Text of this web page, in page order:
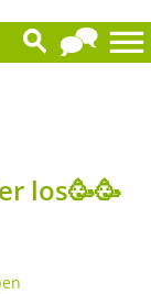
los🥳🥳